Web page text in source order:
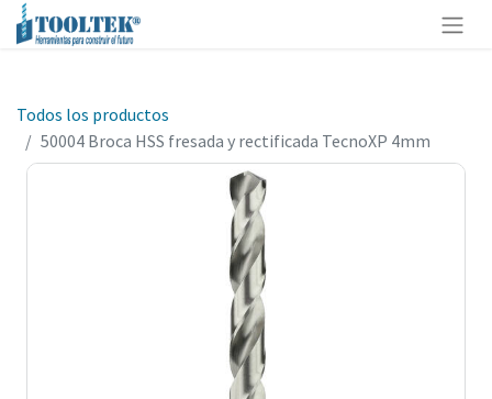
Todos los productos
50004 Broca HSS fresada y rectificada TecnoXP 4mm